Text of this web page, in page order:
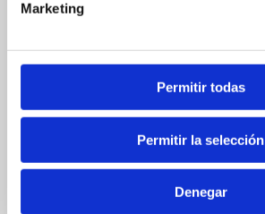
Marketing
Permitir todas
Permitir la selección
Denegar
NOGUERA
Cuina autòctona